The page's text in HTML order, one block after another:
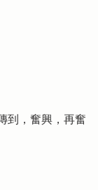
到，奮興，再奮